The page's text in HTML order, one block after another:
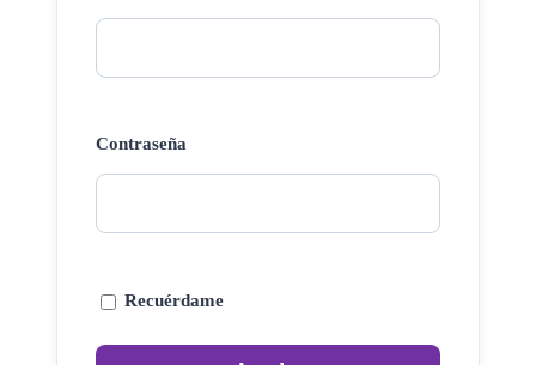
Contraseña
Recuérdame